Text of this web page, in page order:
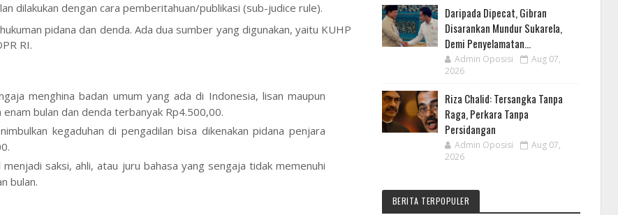
dilakukan dengan cara pemberitahuan/publikasi (sub-judice rule).
pidana dan denda. Ada dua sumber yang digunakan, yaitu KUHP
RI.
menghina badan umum yang ada di Indonesia, lisan maupun
bulan dan denda terbanyak Rp4.500,00.
kegaduhan di pengadilan bisa dikenakan pidana penjara
saksi, ahli, atau juru bahasa yang sengaja tidak memenuhi
bulan.
Daripada Dipecat, Gibran
Disarankan Mundur Sukarela,
Demi Penyelamatan...
Admin Oposisi
Aug 07,
2026
Riza Chalid: Tersangka Tanpa
Raga, Perkara Tanpa
Persidangan
Admin Oposisi
Aug 07,
2026
BERITA TERPOPULER